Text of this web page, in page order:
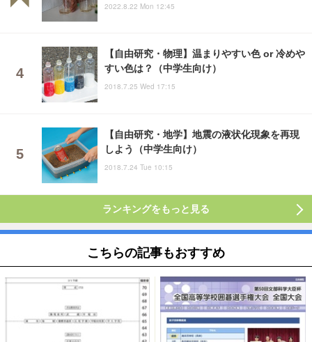
2022.8.22 Mon 12:45
【自由研究・物理】温まりやすい色 or 冷めや
すい色は？（中学生向け）
2018.7.25 Wed 17:15
【自由研究・地学】地震の液状化現象を再現
しよう（中学生向け）
2018.7.24 Tue 10:15
ランキングをもっと見る
こちらの記事もおすすめ